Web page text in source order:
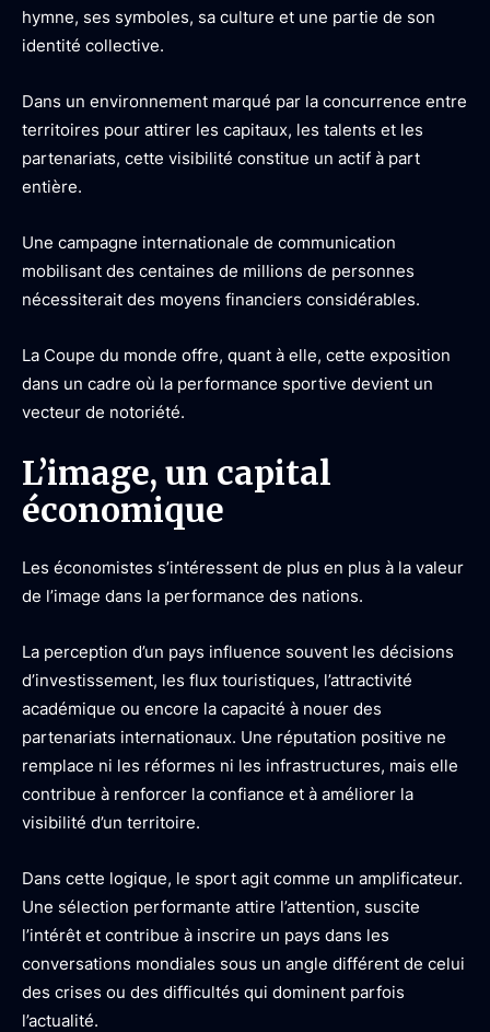
hymne, ses symboles, sa culture et une partie de son
identité collective.
Dans un environnement marqué par la concurrence entre
territoires pour attirer les capitaux, les talents et les
partenariats, cette visibilité constitue un actif à part
entière.
Une campagne internationale de communication
mobilisant des centaines de millions de personnes
nécessiterait des moyens financiers considérables.
La Coupe du monde offre, quant à elle, cette exposition
dans un cadre où la performance sportive devient un
vecteur de notoriété.
L’image, un capital
économique
Les économistes s’intéressent de plus en plus à la valeur
de l’image dans la performance des nations.
La perception d’un pays influence souvent les décisions
d’investissement, les flux touristiques, l’attractivité
académique ou encore la capacité à nouer des
partenariats internationaux. Une réputation positive ne
remplace ni les réformes ni les infrastructures, mais elle
contribue à renforcer la confiance et à améliorer la
visibilité d’un territoire.
Dans cette logique, le sport agit comme un amplificateur.
Une sélection performante attire l’attention, suscite
l’intérêt et contribue à inscrire un pays dans les
conversations mondiales sous un angle différent de celui
des crises ou des difficultés qui dominent parfois
l’actualité.